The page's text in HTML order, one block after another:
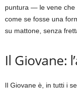
puntura — le vene che
come se fosse una
su mattone, senza
Il Giovane:
Il Giovane è, in tutti i